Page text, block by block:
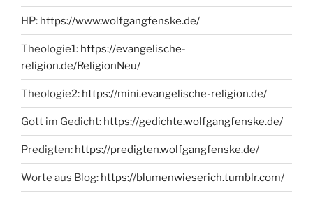
HP: https://www.wolfgangfenske.de/
Theologie1: https://evangelische-
religion.de/ReligionNeu/
Theologie2: https://mini.evangelische-religion.de/
Gott im Gedicht: https://gedichte.wolfgangfenske.de/
Predigten: https://predigten.wolfgangfenske.de/
Worte aus Blog: https://blumenwieserich.tumblr.com/